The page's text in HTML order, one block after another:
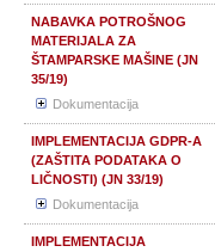
NABAVKA POTROŠNOG
MATERIJALA ZA
ŠTAMPARSKE MAŠINE (JN
35/19)
Dokumentacija
IMPLEMENTACIJA GDPR-A
(ZAŠTITA PODATAKA O
LIČNOSTI) (JN 33/19)
Dokumentacija
IMPLEMENTACIJA